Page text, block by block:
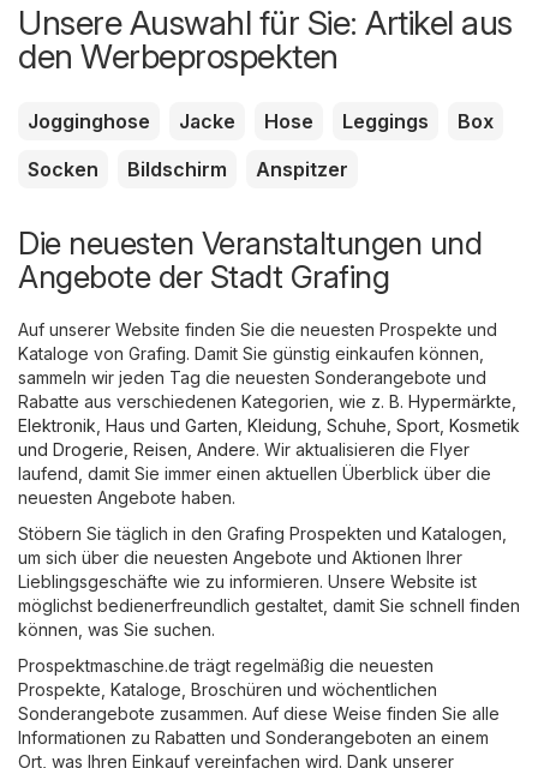
Unsere Auswahl für Sie: Artikel aus
den Werbeprospekten
Jogginghose Jacke Hose Leggings
Box
Socken
Bildschirm Anspitzer
Die neuesten Veranstaltungen und
Angebote der Stadt Grafing
Auf unserer Website finden Sie die neuesten Prospekte und
Kataloge von Grafing. Damit Sie günstig einkaufen können,
sammeln wir jeden Tag die neuesten Sonderangebote und
Rabatte aus verschiedenen Kategorien, wie z. B. Hypermärkte
Elektronik Haus und Garten Kleidung, Schuhe, Sport Kosmetik
und Drogerie Reisen Andere. Wir aktualisieren die Flyer
laufend, damit Sie immer einen aktuellen Überblick über die
neuesten Angebote haben.
Stöbern Sie täglich in den Grafing Prospekten und Katalogen,
um sich über die neuesten Angebote und Aktionen Ihrer
Lieblingsgeschäfte wie zu informieren. Unsere Website ist
möglichst bedienerfreundlich gestaltet, damit Sie schnell finden
können, was Sie suchen.
Prospektmaschine.de trägt regelmäßig die neuesten
Prospekte, Kataloge, Broschüren und wöchentlichen
Sonderangebote zusammen. Auf diese Weise finden Sie alle
Informationen zu Rabatten und Sonderangeboten an einem
Ort, was Ihren Einkauf vereinfachen wird. Dank unserer